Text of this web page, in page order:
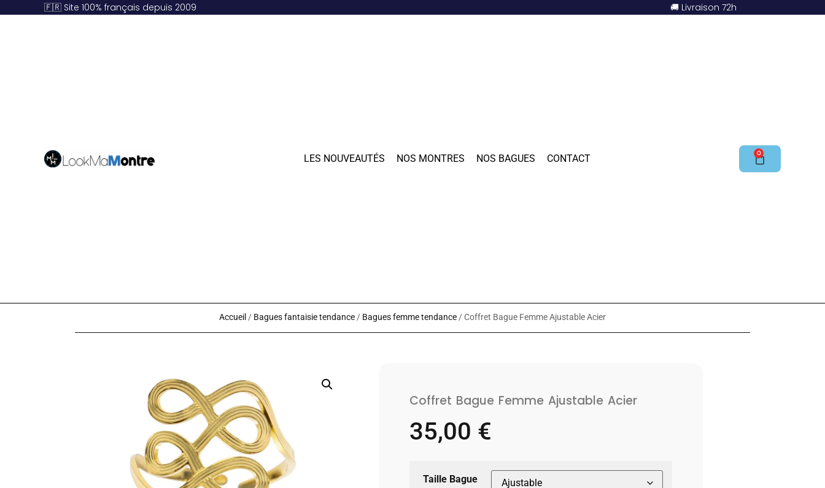
🇫🇷 Site 100% français depuis 2009 🚚 Livraison 72h
LES NOUVEAUTÉS NOS MONTRES NOS BAGUES CONTACT 0
Accueil / Bagues fantaisie tendance / Bagues femme tendance / Coffret Bague Femme Ajustable Acier
Coffret Bague Femme Ajustable Acier
35,00 €
Taille Bague